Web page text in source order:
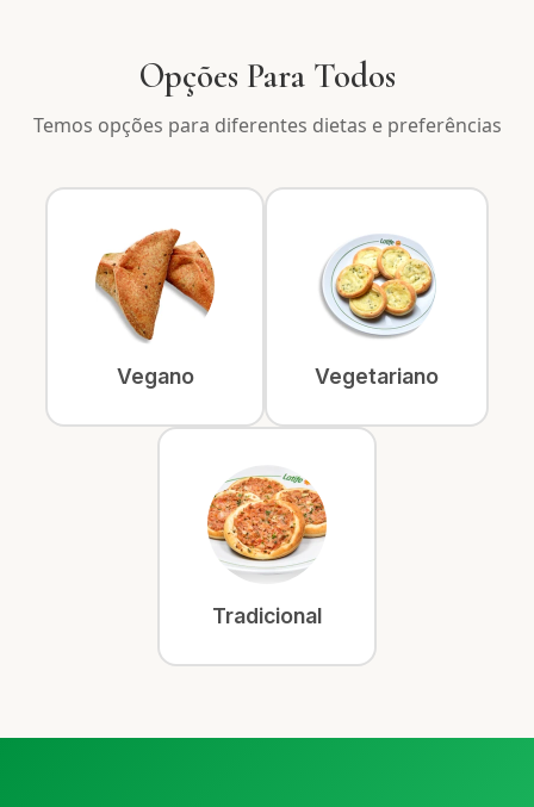
Opções Para Todos
Temos opções para diferentes dietas e preferências
Vegano Vegetariano
Tradicional